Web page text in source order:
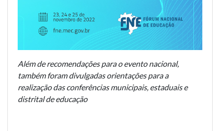
Além de recomendações para o evento nacional,
também foram divulgadas orientações para a
realização das conferências municipais, estaduais e
distrital de educação